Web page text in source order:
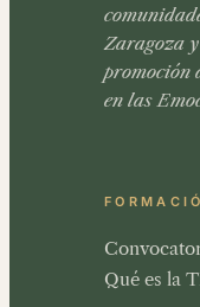
Zaragoza
promoción
en las
Qué es la